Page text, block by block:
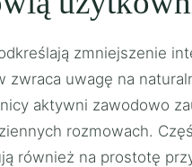
zmniejszenie
uwagę na
aktywni zawodowo
rozmowach.
również na prostotę